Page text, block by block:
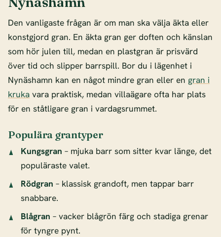
Den vanligaste frågan är om man ska välja äkta eller
konstgjord gran. En äkta gran ger doften och känslan
som hör julen till, medan en plastgran är prisvärd
över tid och slipper barrspill. Bor du i lägenhet i
Nynäshamn kan en något mindre gran eller en gran i
kruka vara praktisk, medan villaägare ofta har plats
för en ståtligare gran i vardagsrummet.
Populära grantyper
Kungsgran – mjuka barr som sitter kvar länge, det
populäraste valet.
Rödgran – klassisk grandoft, men tappar barr
snabbare.
Blågran – vacker blågrön färg och stadiga grenar
för tyngre pynt.